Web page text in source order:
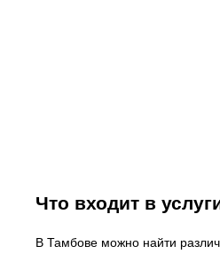
Что входит в
В Тамбове можно найти